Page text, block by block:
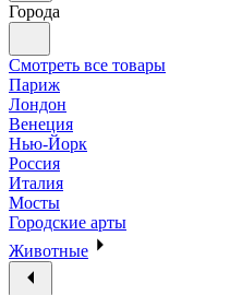
Города
Смотреть все товары
Париж
Лондон
Венеция
Нью-Йорк
Россия
Италия
Мосты
Городские арты
Животные